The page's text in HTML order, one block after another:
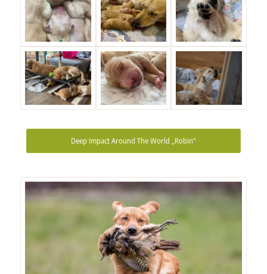
Deep Impact Around The World „Robin“